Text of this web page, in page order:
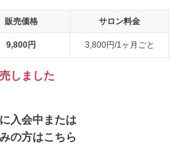
販売価格 サロン料金
9,800円 3,800円/1ヶ月ごと
しました
入会中または
の方はこちら